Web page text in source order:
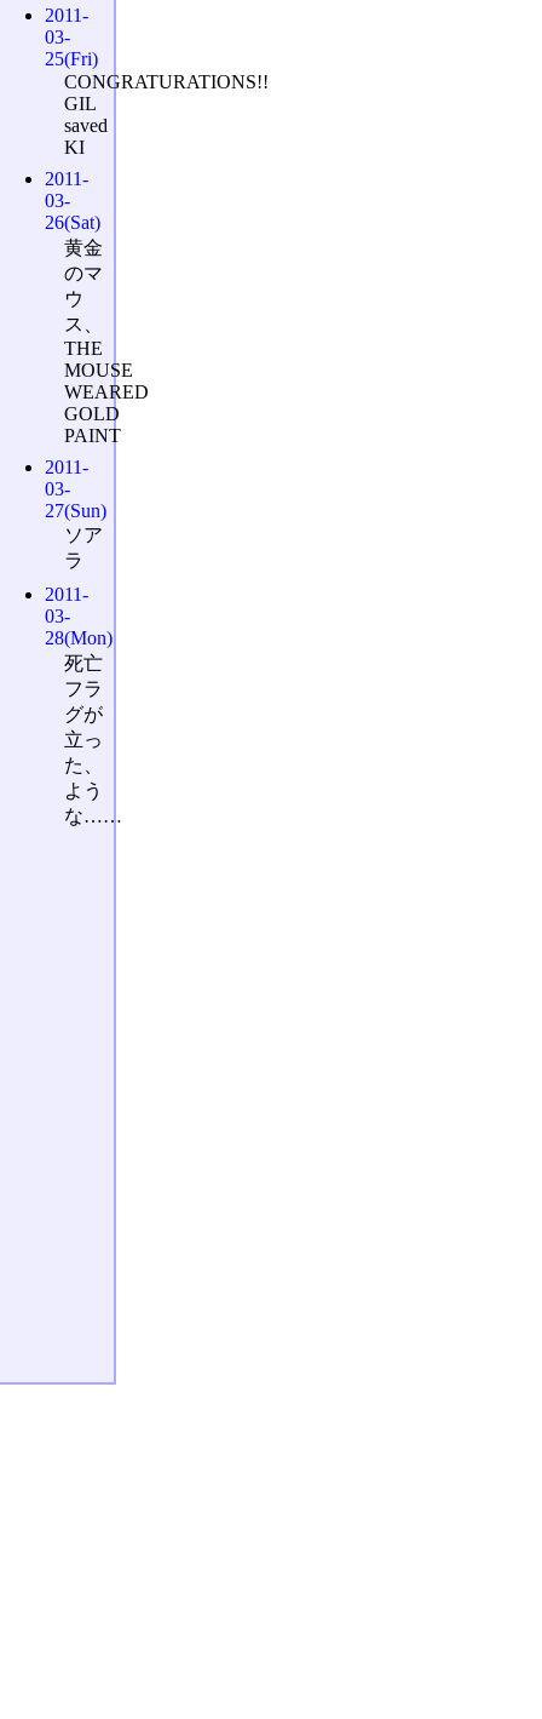
2011-
03-
25(Fri)
CONGRATURATIONS!!
GIL
saved
KI
2011-
03-
26(Sat)
黄金
のマ
ウ
ス、
THE
MOUSE
WEARED
GOLD
PAINT
2011-
03-
27(Sun)
ソア
ラ
2011-
03-
28(Mon)
死亡
フラ
グが
立っ
た、
よう
な……